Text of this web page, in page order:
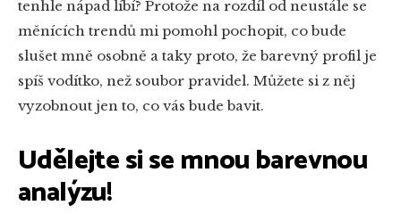
tenhle nápad líbí? Protože na rozdíl od neustále se
měnících trendů mi pomohl pochopit, co bude
slušet mně osobně a taky proto, že barevný profil je
spíš vodítko, než soubor pravidel. Můžete si z něj
vyzobnout jen to, co vás bude bavit.
Udělejte si se mnou barevnou
analýzu!